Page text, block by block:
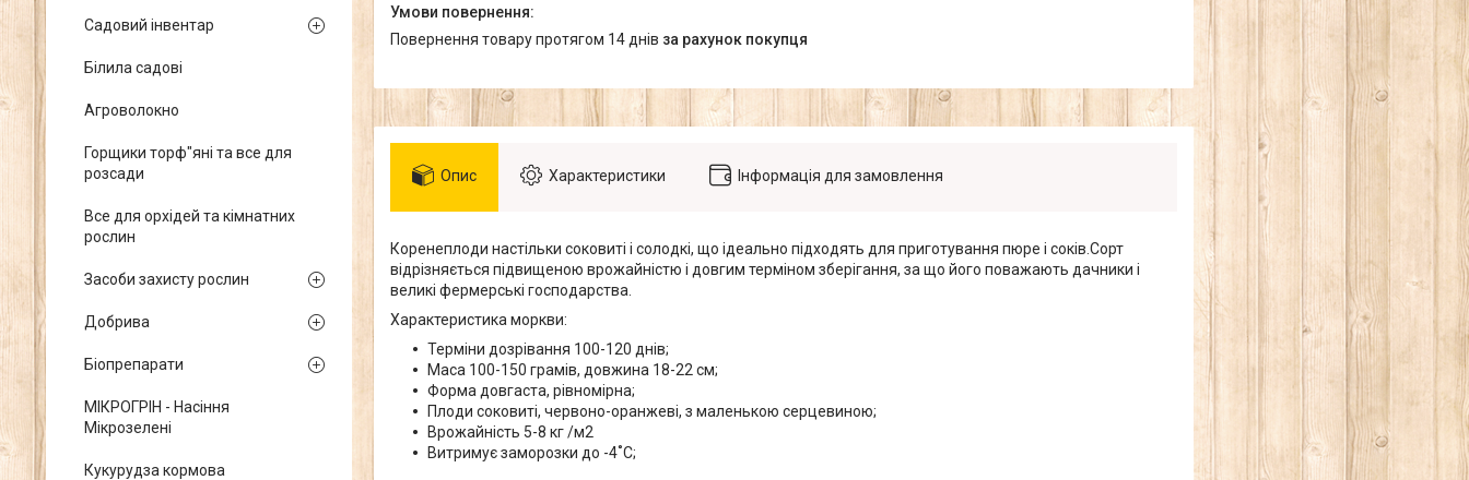
повернення товару протягом 14 днів за рахунок покупця
Опис Характеристики Інформація для замовлення
Коренеплоди настільки соковиті і солодкі, що ідеально підходять для приготування пюре і соків.Сорт
відрізняється підвищеною врожайністю і довгим терміном зберігання, за що його поважають дачники і
великі фермерські господарства.
Характеристика моркви:
Терміни дозрівання 100-120 днів;
Маса 100-150 грамів, довжина 18-22 см;
Форма довгаста, рівномірна;
Плоди соковиті, червоно-оранжеві, з маленькою серцевиною;
Врожайність 5-8 кг /м2
Витримує заморозки до -4˚С;
Садовий інвентар
Білила садові
Агроволокно
Горщики торф"яні та все для
розсади
Все для орхідей та кімнатних
рослин
Засоби захисту рослин
Добрива
Біопрепарати
МІКРОГРІН - Насіння
Мікрозелені
Кукурудза кормова